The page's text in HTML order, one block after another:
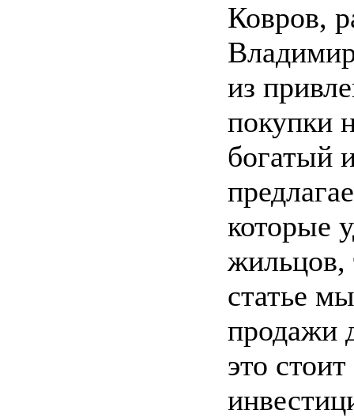
Ковров,
из
покупки
богатый
которые
жильцов,
статье
продажи
это